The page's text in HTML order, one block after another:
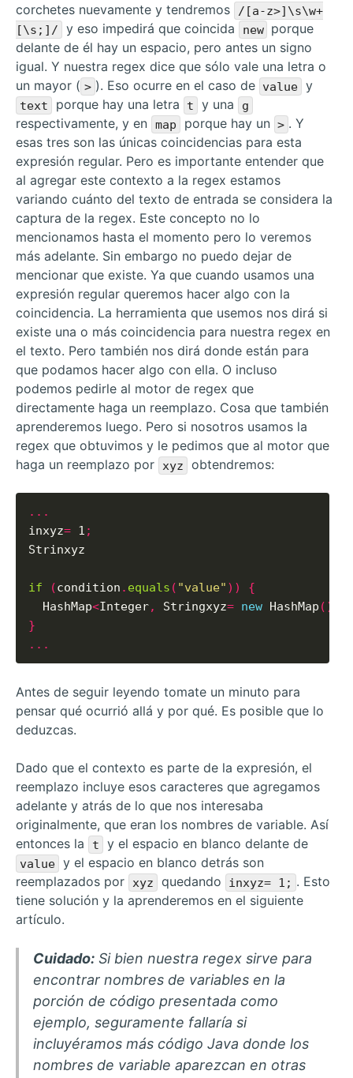
corchetes nuevamente y tendremos
/[a-z>]\s\w+
[\s;]/
y eso impedirá que coincida new porque
delante de él hay un espacio, pero antes un signo
igual. Y nuestra regex dice que sólo vale una letra o
un mayor ( > ). Eso ocurre en el caso de value y
text porque hay una letra t y una g
respectivamente, y en map porque hay un > . Y
esas tres son las únicas coincidencias para esta
expresión regular. Pero es importante entender que
al agregar este contexto a la regex estamos
variando cuánto del texto de entrada se considera la
captura de la regex. Este concepto no lo
mencionamos hasta el momento pero lo veremos
más adelante. Sin embargo no puedo dejar de
mencionar que existe. Ya que cuando usamos una
expresión regular queremos hacer algo con la
coincidencia. La herramienta que usemos nos dirá si
existe una o más coincidencia para nuestra regex en
el texto. Pero también nos dirá donde están para
que podamos hacer algo con ella. O incluso
podemos pedirle al motor de regex que
directamente haga un reemplazo. Cosa que también
aprenderemos luego. Pero si nosotros usamos la
regex que obtuvimos y le pedimos que al motor que
haga un reemplazo por
xyz obtendremos:
...
inxyz= 1 ;
Strinxyz
if (condition . equals ( "value" ))
{
  HashMap
<Integer, Stringxyz= new HashMap ();
}
...
Antes de seguir leyendo tomate un minuto para
pensar qué ocurrió allá y por qué. Es posible que lo
deduzcas.
Dado que el contexto es parte de la expresión, el
reemplazo incluye esos caracteres que agregamos
adelante y atrás de lo que nos interesaba
originalmente, que eran los nombres de variable. Así
entonces la
t y el espacio en blanco delante de
value y el espacio en blanco detrás son
reemplazados por
xyz quedando inxyz= 1; . Esto
tiene solución y la aprenderemos en el siguiente
artículo.
Cuidado:Si bien nuestra regex sirve para
encontrar nombres de variables en la
porción de código presentada como
ejemplo, seguramente fallaría si
incluyéramos más código Java donde los
nombres de variable aparezcan en otras